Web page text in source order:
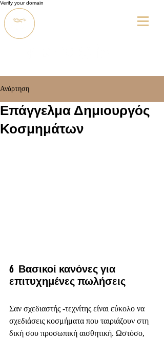
Verify your domain
Ανάρτηση
Επάγγελμα Δημιουργός
Κοσμημάτων
6  Βασικοί κανόνες για
επιτυχημένες πωλήσεις
Σαν σχεδιαστής -τεχνίτης είναι εύκολο να
σχεδιάσεις κοσμήματα που ταιριάζουν στη
δική σου προσωπική αισθητική. Ωστόσο,